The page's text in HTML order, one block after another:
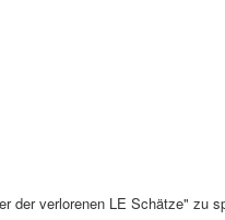
der verlorenen LE Schätze" zu